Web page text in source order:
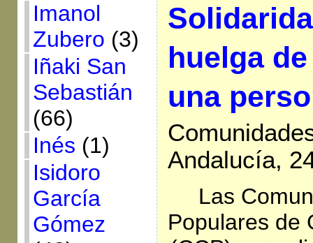
Imanol
Zubero (3)
Iñaki San
Sebastián
(66)
Inés (1)
Isidoro
García
Gómez
huelga
una
Andalucía,
Las
Populares de